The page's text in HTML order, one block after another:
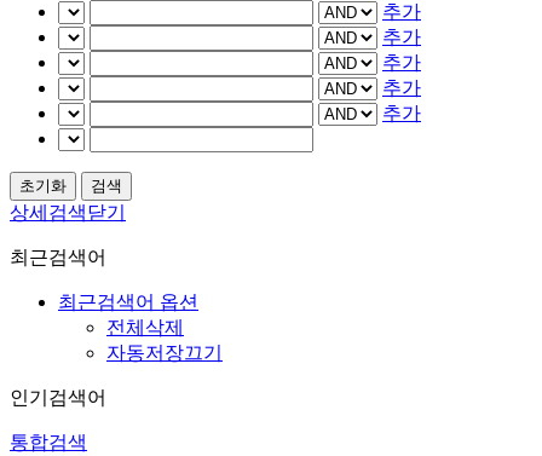
추가
추가
추가
추가
추가
상세검색닫기
최근검색어
최근검색어 옵션
전체삭제
자동저장끄기
인기검색어
통합검색